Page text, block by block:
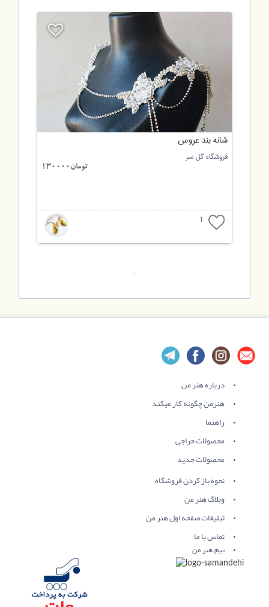
شانه بند عروس
فروشگاه گل سر
تومان130000
1
درباره هنر من
هنرمن چگونه کار میکند
راهنما
محصولات حراجی
محصولات جدید
نحوه باز کردن فروشگاه
وبلاگ هنر من
تبلیغات صفحه اول هنر من
تماس با ما
تیم هنر من